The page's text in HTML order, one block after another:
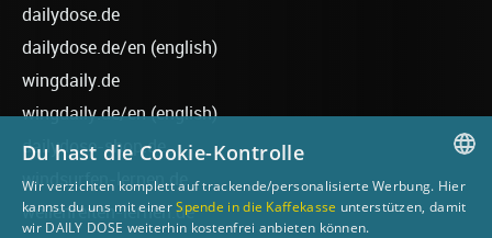
dailydose.de
dailydose.de/en (english)
wingdaily.de
wingdaily.de/en(english)
dailydose-shop.de
windsurfen-lernen.de
wellenreiten-lernen.de
GERMAN
Du hast die Cookie-Kontrolle
Wir verzichten komplett auf trackende/personalisierte Werbung. Hier
kannst du uns mit einerSpende in die Kaffekasse unterstützen, damit
wir DAILY DOSE weiterhin kostenfrei anbieten können.